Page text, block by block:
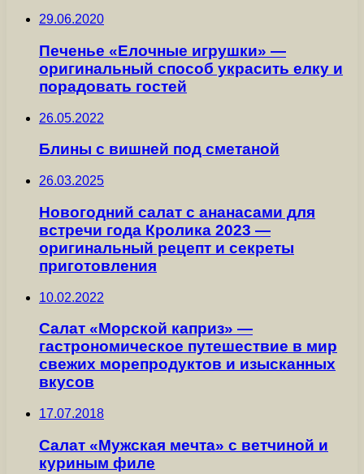
29.06.2020
Печенье «Елочные игрушки» —
оригинальный способ украсить елку и
порадовать гостей
26.05.2022
Блины с вишней под сметаной
26.03.2025
Новогодний салат с ананасами для
встречи года Кролика 2023 —
оригинальный рецепт и секреты
приготовления
10.02.2022
Салат «Морской каприз» —
гастрономическое путешествие в мир
свежих морепродуктов и изысканных
вкусов
17.07.2018
Салат «Мужская мечта» с ветчиной и
куриным филе